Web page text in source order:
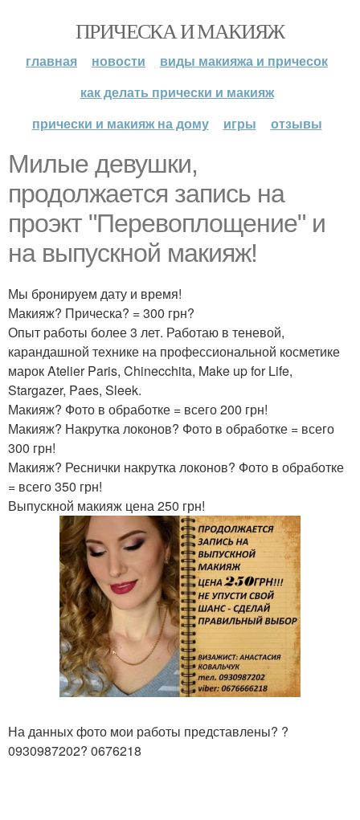
ПРИЧЕСКА И МАКИЯЖ
главная новости
виды макияжа и причесок
как делать прически и макияж
прически и макияж на дому
игры отзывы
Милые девушки,
продолжается запись на
проэкт "Перевоплощение" и
на выпускной макияж!
Мы бронируем дату и время!
Макияж? Прическа? = 300 грн?
Опыт работы более 3 лет. Работаю в теневой,
карандашной технике на профессиональной косметике
марок Atelier Paris, Chinecchita, Make up for Life,
Stargazer, Paes, Sleek.
Макияж? Фото в обработке = всего 200 грн!
Макияж? Накрутка локонов? Фото в обработке = всего
300 грн!
Макияж? Реснички накрутка локонов? Фото в обработке
= всего 350 грн!
Выпускной макияж цена 250 грн!
На данных фото мои работы представлены? ?
0930987202? 0676218